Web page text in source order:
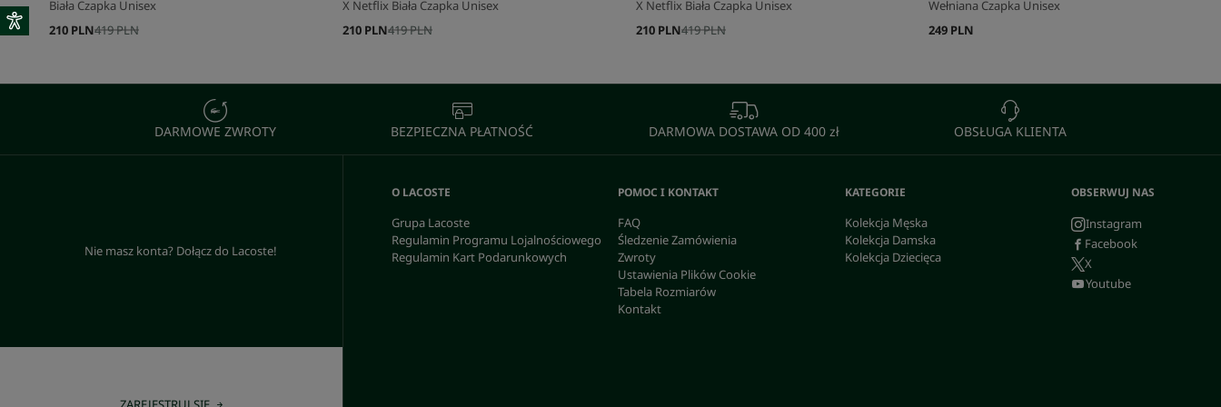
Biała Czapka Unisex
419 PLN
210 PLN
X Netflix Biała Czapka Unisex
419 PLN
210 PLN
X Netflix Biała Czapka Unisex
419 PLN
210 PLN
Wełniana Czapka Unisex
249 PLN
DARMOWE ZWROTY BEZPIECZNA PŁATNOŚĆ DARMOWA DOSTAWA OD 400 zł OBSŁUGA KLIENTA
Nie masz konta? Dołącz do Lacoste!
O LACOSTE
Grupa Lacoste
Regulamin Programu Lojalnościowego
Regulamin Kart Podarunkowych
POMOC I KONTAKT
FAQ
Śledzenie Zamówienia
Zwroty
Ustawienia Plików Cookie
Tabela Rozmiarów
Kontakt
KATEGORIE
Kolekcja Męska
Kolekcja Damska
Kolekcja Dziecięca
OBSERWUJ NAS
Instagram
Facebook
X
Youtube